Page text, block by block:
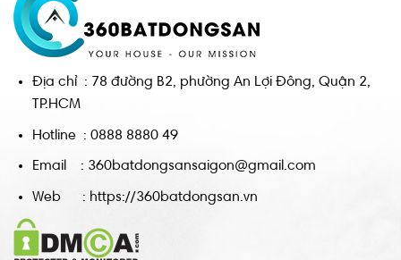
Địa chỉ : 78 đường B2, phường An Lợi Đông, Quận 2,
TP.HCM
Hotline : 0888 8880 49
Email : 360batdongsansaigon@gmail.com
Web : https://360batdongsan.vn